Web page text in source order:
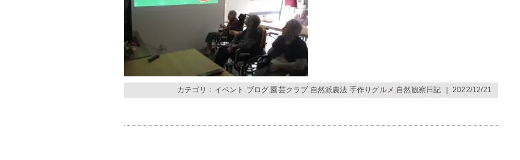
カテゴリ： イベント ブログ 園芸クラブ 自然派農法 手作りグルメ 自然観察日記 ｜ 2022/12/21